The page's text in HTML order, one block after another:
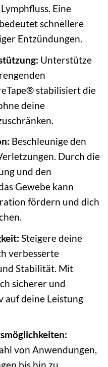
Eine
schnellere
Entzündungen.
Unterstütze
stabilisiert die
deine
Beschleunige den
Durch die
und den
Gewebe kann
fördern und dich
Steigere deine
verbesserte
Stabilität. Mit
sicherer und
auf deine Leistung
von Anwendungen,